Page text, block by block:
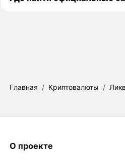
Главная / Криптовалюты /
О проекте